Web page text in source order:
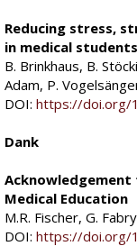
Reducing stress,
in medical
B. Brinkhaus, B.
Adam, P.
DOI:https://doi.org/
Dank
Medical Education
M.R. Fischer, G. Fabry
DOI:https://doi.org/